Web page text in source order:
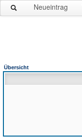
Neueintrag
Übersicht